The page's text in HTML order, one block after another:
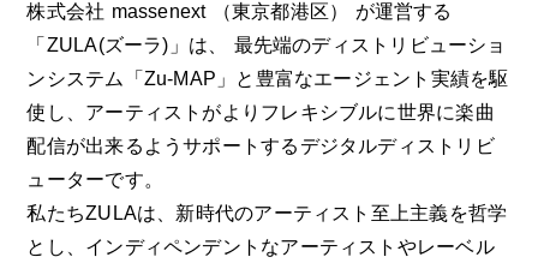
株式会社 massenext （東京都港区） が運営する
「ZULA(ズーラ)」は、 最先端のディストリビューショ
ンシステム「Zu-MAP」と豊富なエージェント実績を駆
使し、アーティストがよりフレキシブルに世界に楽曲
配信が出来るようサポートするデジタルディストリビ
ューターです。
私たちZULAは、新時代のアーティスト至上主義を哲学
とし、インディペンデントなアーティストやレーベル